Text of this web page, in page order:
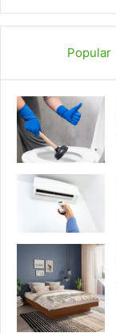
Popular